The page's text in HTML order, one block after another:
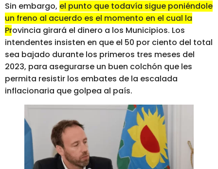
Sin embargo, el punto que todavía sigue poniéndole
un freno al acuerdo es el momento en el cual la
Provincia girará el dinero a los Municipios. Los
intendentes insisten en que el 50 por ciento del total
sea bajado durante los primeros tres meses del
2023, para asegurarse un buen colchón que les
permita resistir los embates de la escalada
inflacionaria que golpea al país.